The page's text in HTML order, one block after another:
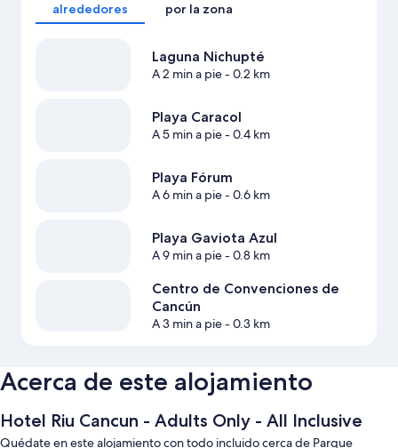
alrededores
por la zona
Laguna Nichupté
A 2 min a pie- 0.2 km
Playa Caracol
A 5 min a pie- 0.4 km
Playa Fórum
A 6 min a pie- 0.6 km
Playa Gaviota Azul
A 9 min a pie- 0.8 km
Centro de Convenciones de
Cancún
A 3 min a pie- 0.3 km
Acerca de este alojamiento
Hotel Riu Cancun - Adults Only - All Inclusive
Quédate en este alojamiento con todo incluido cerca de Parque